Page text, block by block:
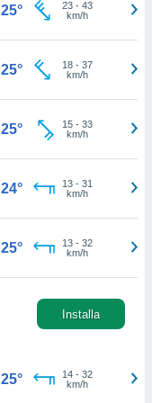
25° 23- 43
km/h
25° 18- 37
km/h
25° 15- 33
km/h
24° 13- 31
km/h
25° 13- 32
km/h
Installa
25° 14- 32
km/h